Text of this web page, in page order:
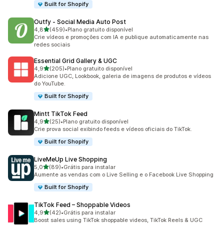
Built for Shopify
Outfy ‑ Social Media Auto Post
4,8de 5 estrelas
(459)
459 avaliações ao todo
•Plano gratuito disponível
Crie vídeos e promoções com IA e publique automaticamente nas
redes sociais
Essential Grid Gallery & UGC
4,9de 5 estrelas
(205)
205 avaliações ao todo
•Plano gratuito disponível
Adicione UGC, Lookbook, galeria de imagens de produtos e vídeos
do YouTube.
Built for Shopify
Mintt TikTok Feed
4,9de 5 estrelas
(25)
25 avaliações ao todo
•Plano gratuito disponível
Crie prova social exibindo feeds e vídeos oficiais do TikTok.
Built for Shopify
LiveMeUp Live Shopping
5,0de 5 estrelas
(89)
89 avaliações ao todo
•Grátis para instalar
Aumente as vendas com o Live Selling e o Facebook Live Shopping
Built for Shopify
TikTok Feed – Shoppable Videos
4,9de 5 estrelas
(42)
42 avaliações ao todo
•Grátis para instalar
Boost sales using TikTok shoppable videos, TikTok Reels & UGC